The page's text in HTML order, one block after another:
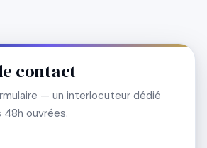
contact
— un interlocuteur dédié
48h ouvrées.